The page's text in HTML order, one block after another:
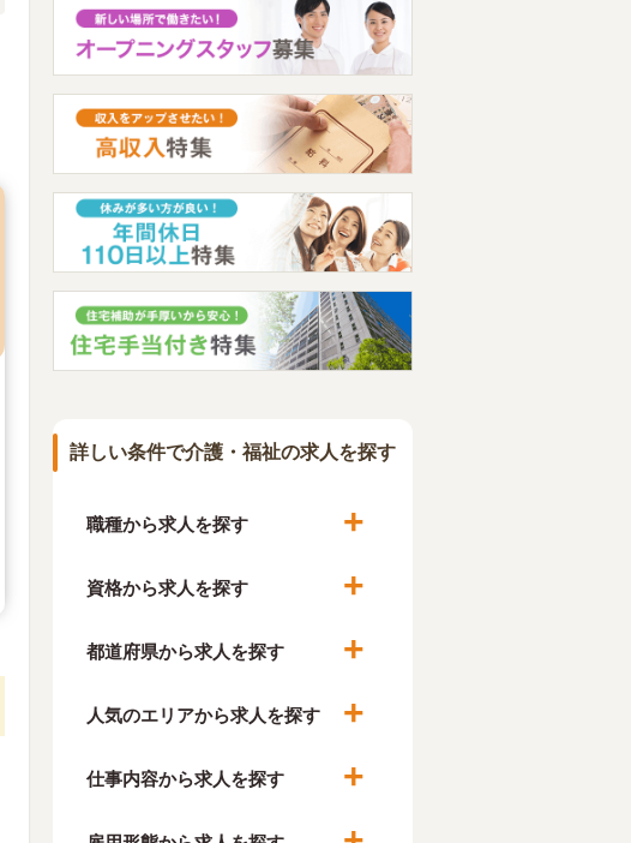
詳しい条件で介護・福祉の求人を探す
職種から求人を探す
資格から求人を探す
都道府県から求人を探す
人気のエリアから求人を探す
仕事内容から求人を探す